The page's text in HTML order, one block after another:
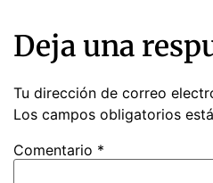
Deja una
Tu dirección de correo
Los campos obligatorios
Comentario *